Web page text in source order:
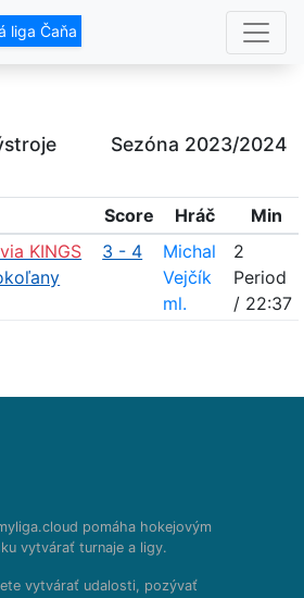
liga Čaňa
Sezóna 2023/2024
Score Hráč
Min
KINGS
3 - 4
Michal
Vejčík
ml.
2
Period
/ 22:37
pomáha hokejovým
vytvárať turnaje a ligy.
vytvárať udalosti, pozývať